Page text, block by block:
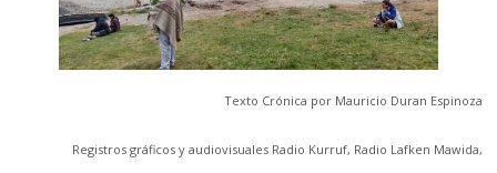
Texto Crónica por Mauricio Duran Espinoza
Registros gráficos y audiovisuales Radio Kurruf, Radio Lafken Mawida,